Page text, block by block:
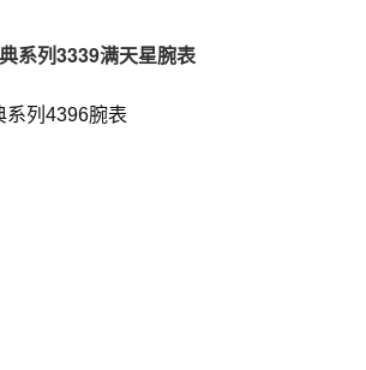
系列3339满天星腕表